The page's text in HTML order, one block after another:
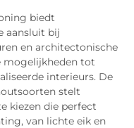
biedt
aansluit bij
en architectonische
mogelijkheden tot
interieurs. De
stelt
kiezen die perfect
van lichte eik en